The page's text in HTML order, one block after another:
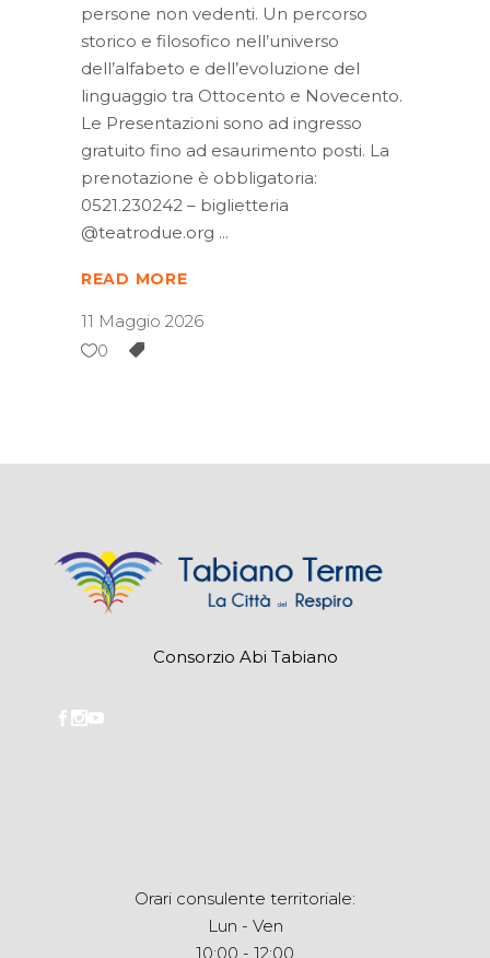
persone non vedenti. Un percorso
storico e filosofico nell’universo
dell’alfabeto e dell’evoluzione del
linguaggio tra Ottocento e Novecento.
Le Presentazioni sono ad ingresso
gratuito fino ad esaurimento posti. La
prenotazione è obbligatoria:
0521.230242 – biglietteria
@teatrodue.org
READ MORE
11 Maggio 2026
0
Consorzio Abi Tabiano
Orari consulente territoriale:
Lun - Ven
10:00 - 12:00